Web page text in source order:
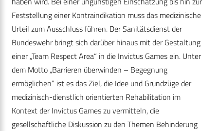
Feststellung einer Kontraindikation muss das medizinische
Urteil zum Ausschluss führen. Der Sanitätsdienst der
Bundeswehr bringt sich darüber hinaus mit der Gestaltung
einer „Team Respect Area“ in die Invictus Games ein. Unter
dem Motto „Barrieren überwinden – Begegnung
ermöglichen“ ist es das Ziel, die Idee und Grundzüge der
medizinisch-dienstlich orientierten Rehabilitation im
Kontext der Invictus Games zu vermitteln, die
gesellschaftliche Diskussion zu den Themen Behinderung